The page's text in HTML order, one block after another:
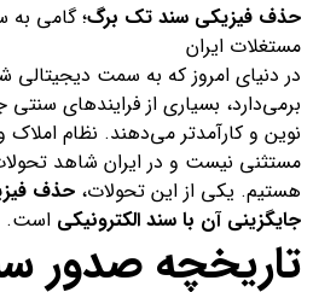
حذف فیزیکی سند تک برگ؛ گامی به
مستغلات ایران
در دنیای امروز که به سمت
برمی‌دارد، بسیاری از فرایندهای
نوین و کارآمدتر می‌دهند. نظام املاک
مستثنی نیست و در ایران شاهد
هستیم. یکی از این تحولات، حذف
جایگزینی آن با سند الکترونیکی است.
تاریخچه صدور